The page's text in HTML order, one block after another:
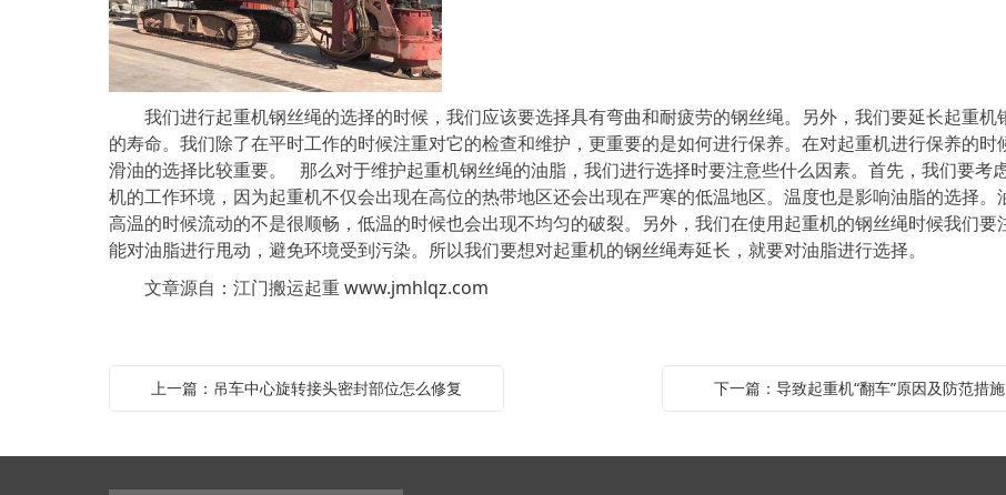
我们进行起重机钢丝绳的选择的时候，我们应该要选择具有弯曲和耐疲劳的钢丝绳。另外，我们要延长起重机
的寿命。我们除了在平时工作的时候注重对它的检查和维护，更重要的是如何进行保养。在对起重机进行保养的时
滑油的选择比较重要。 那么对于维护起重机钢丝绳的油脂，我们进行选择时要注意些什么因素。首先，我们要考
机的工作环境，因为起重机不仅会出现在高位的热带地区还会出现在严寒的低温地区。温度也是影响油脂的选择。
高温的时候流动的不是很顺畅，低温的时候也会出现不均匀的破裂。另外，我们在使用起重机的钢丝绳时候我们要
能对油脂进行甩动，避免环境受到污染。所以我们要想对起重机的钢丝绳寿延长，就要对油脂进行选择。
文章源自：江门搬运起重www.jmhlqz.com
上一篇：吊车中心旋转接头密封部位怎么修复 下一篇：导致起重机“翻车”原因及防范措施